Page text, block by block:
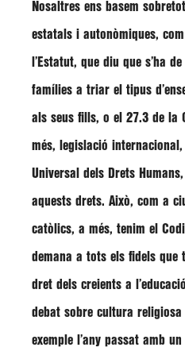
Nosaltres ens basem
estatals i autonòmiques,
l’Estatut, que diu que s’ha
famílies a triar el tipus
als seus fills, o el 27.3 de la
més, legislació
Universal dels Drets
aquests drets. Això, com a
catòlics, a més, tenim el
demana a tots els fidels que
dret dels creients a
debat sobre cultura religiosa
exemple l’any passat amb